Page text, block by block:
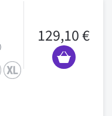
129,10 €